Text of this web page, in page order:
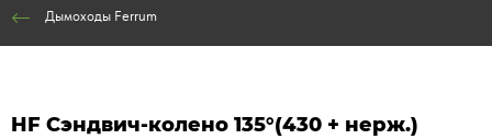
Дымоходы Ferrum
HF Сэндвич-колено 135°(430 + нерж.)